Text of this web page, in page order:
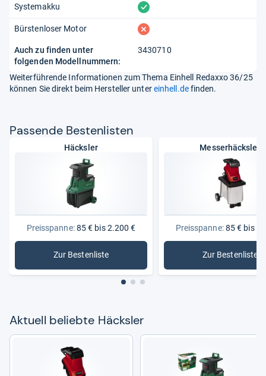
Systemakku vorhanden
Bürstenloser Motor fehlt
Auch zu finden unter
folgenden Modellnummern:
3430710
Weiterführende Informationen zum Thema Einhell Redaxxo 36/25
können Sie direkt beim Hersteller untereinhell.definden.
Pas­sende Bes­ten­lis­ten
Häcksler
Preisspanne:85 € bis 2.200 €
Zur Bestenliste
: Häcksler
Messerhäcksler
Preisspanne:85 € bis
Zur Bestenliste
:
Aktu­ell beliebte Häcks­ler